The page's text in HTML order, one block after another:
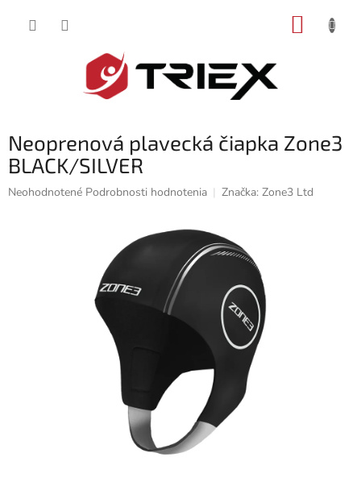
Neoprenová plavecká čiapka Zone3
BLACK/SILVER
Priemerné
Neohodnotené Podrobnosti hodnotenia Značka: Zone3 Ltd